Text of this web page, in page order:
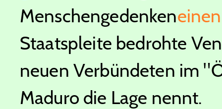
Menschengedenken
Staatspleite bedrohte
neuen Verbündeten im
Maduro die Lage nennt.